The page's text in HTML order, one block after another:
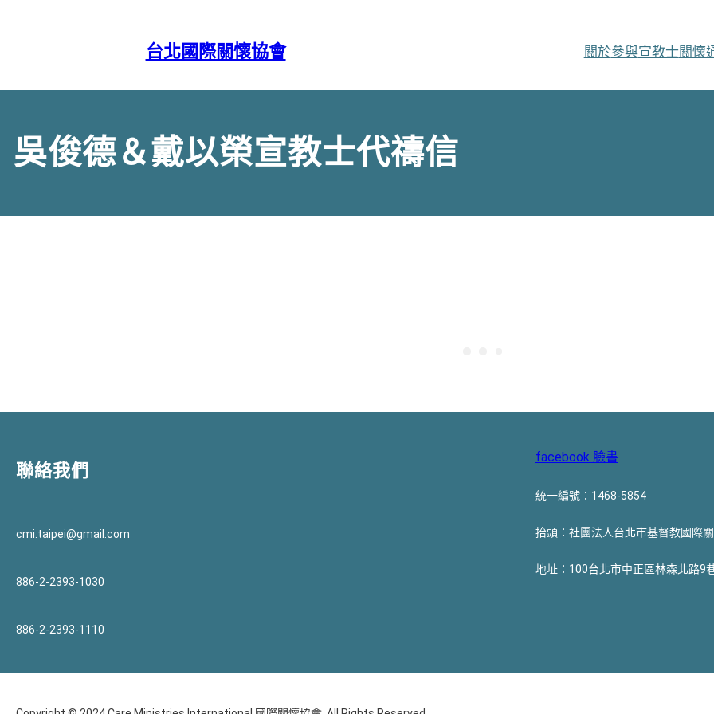
台北國際關懷協會 關於參與宣教士關懷
吳俊德＆戴以榮宣教士代禱信
聯絡我們
cmi.taipei@gmail.com
886-2-2393-1030
886-2-2393-1110
facebook 臉書
統一編號：1468-5854
抬頭：社團法人台北市基督教國際
地址：100台北市中正區林森北路9